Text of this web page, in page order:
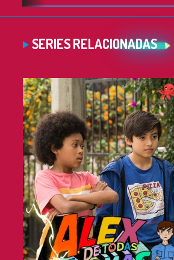
SERIES RELACIONADAS